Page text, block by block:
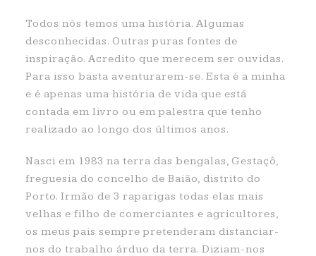
Todos nós temos uma história. Algumas
desconhecidas. Outras puras fontes de
inspiração. Acredito que merecem ser ouvidas.
Para isso basta aventurarem-se. Esta é a minha
e é apenas uma história de vida que está
contada em livro ou em palestra que tenho
realizado ao longo dos últimos anos.
Nasci em 1983 na terra das bengalas, Gestaçô,
freguesia do concelho de Baião, distrito do
Porto. Irmão de 3 raparigas todas elas mais
velhas e filho de comerciantes e agricultores,
os meus pais sempre pretenderam distanciar-
nos do trabalho árduo da terra. Diziam-nos